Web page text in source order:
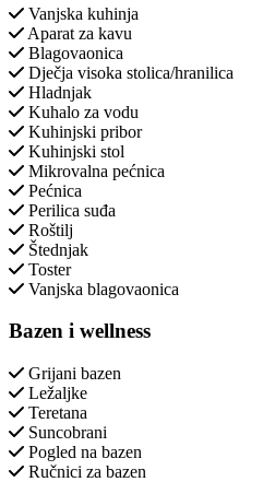
Vanjska kuhinja
Aparat za kavu
Blagovaonica
Dječja visoka stolica/hranilica
Hladnjak
Kuhalo za vodu
Kuhinjski pribor
Kuhinjski stol
Mikrovalna pećnica
Pećnica
Perilica suđa
Roštilj
Štednjak
Toster
Vanjska blagovaonica
Bazen i wellness
Grijani bazen
Ležaljke
Teretana
Suncobrani
Pogled na bazen
Ručnici za bazen